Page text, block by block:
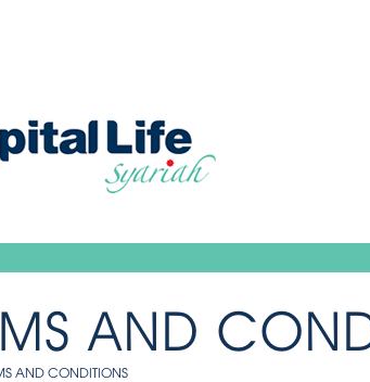
AND
AND CONDITIONS